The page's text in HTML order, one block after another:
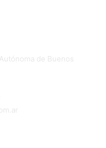
de Buenos